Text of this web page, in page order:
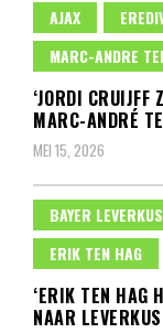
AJAX
MARC-ANDRE
‘JORDI CRUIJFF
MARC-ANDRÉ
MEI 15, 2026
BAYER
ERIK TEN HAG
‘ERIK TEN HAG
NAAR